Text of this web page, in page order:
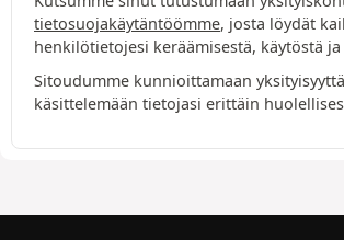
tietosuojakäytäntöömme, josta löydät
henkilötietojesi keräämisestä, käytöstä
Sitoudumme kunnioittamaan
käsittelemään tietojasi erittäin